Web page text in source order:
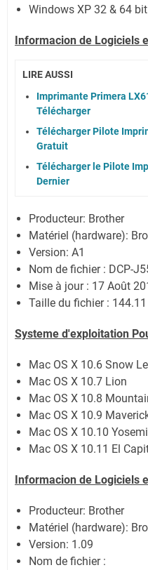
Windows XP 32 & 64 bit
Informacion de Logiciels
LIRE AUSSI
Imprimante Primera
Télécharger
Télécharger Pilote
Gratuit
Télécharger le Pilote
Dernier
Producteur: Brother
Matériel (hardware):
Version: A1
Nom de fichier : DCP-
Mise à jour : 17 Août
Taille du fichier :
Systeme d'exploitation
Mac OS X 10.6 Snow
Mac OS X 10.7 Lion
Mac OS X 10.8
Mac OS X 10.9
Mac OS X 10.10
Mac OS X 10.11 El
Informacion de Logiciels
Producteur: Brother
Matériel (hardware):
Version: 1.09
Nom de fichier :